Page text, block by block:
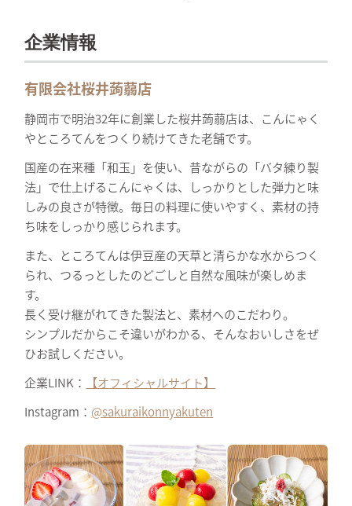
企業情報
有限会社桜井蒟蒻店
静岡市で明治32年に創業した桜井蒟蒻店は、こんにゃく
やところてんをつくり続けてきた老舗です。
国産の在来種「和玉」を使い、昔ながらの「バタ練り製
法」で仕上げるこんにゃくは、しっかりとした弾力と味
しみの良さが特徴。毎日の料理に使いやすく、素材の持
ち味をしっかり感じられます。
また、ところてんは伊豆産の天草と清らかな水からつく
られ、つるっとしたのどごしと自然な風味が楽しめま
す。
長く受け継がれてきた製法と、素材へのこだわり。
シンプルだからこそ違いがわかる、そんなおいしさをぜ
ひお試しください。
企業LINK：
【オフィシャルサイト】
Instagram： @sakuraikonnyakuten